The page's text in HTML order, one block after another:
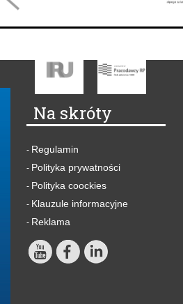
Na skróty
- Regulamin
- Polityka prywatności
- Polityka coockies
- Klauzule informacyjne
- Reklama